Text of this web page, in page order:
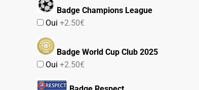
Badge Champions League
Oui+2.50€
Badge World Cup Club 2025
Oui+2.50€